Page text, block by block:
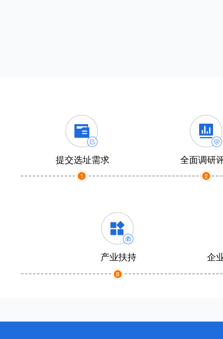
提交选址需求 全面调研
产业扶持 企